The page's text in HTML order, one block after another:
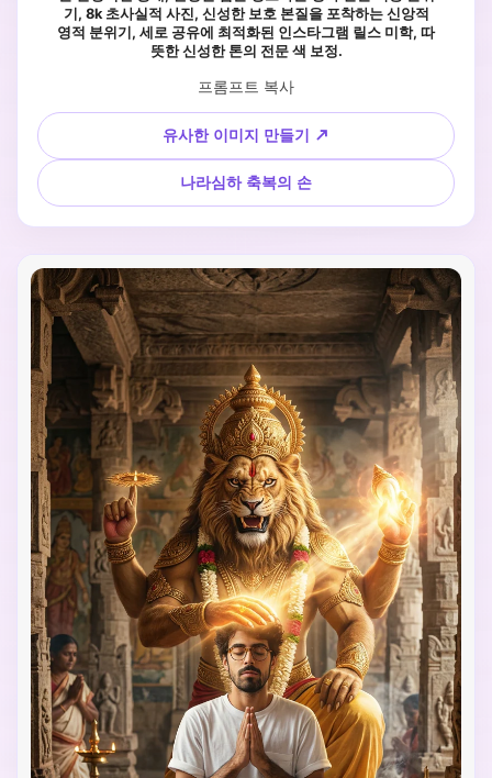
기, 8k 초사실적 사진, 신성한 보호 본질을 포착하는 신앙적
영적 분위기, 세로 공유에 최적화된 인스타그램 릴스 미학, 따
뜻한 신성한 톤의 전문 색 보정.
프롬프트 복사
유사한 이미지 만들기 ↗
나라심하 축복의 손